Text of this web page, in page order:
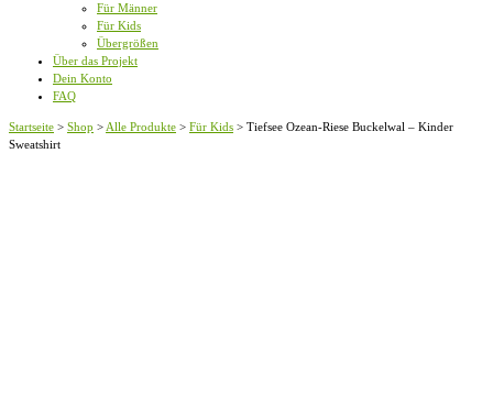
Für Männer
Für Kids
Übergrößen
Über das Projekt
Dein Konto
FAQ
Startseite > Shop > Alle Produkte > Für Kids > Tiefsee Ozean-Riese Buckelwal – Kinder
Sweatshirt